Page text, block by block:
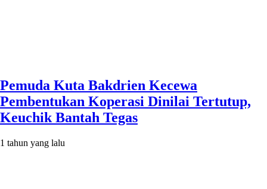
Pemuda Kuta Bakdrien Kecewa
Pembentukan Koperasi Dinilai Tertutup,
Keuchik Bantah Tegas
1 tahun yang lalu